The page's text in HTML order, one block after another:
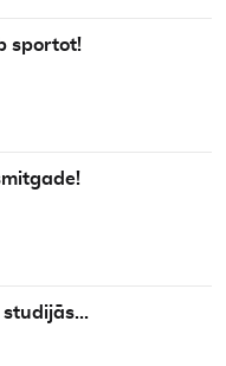
sportot!
studijās…